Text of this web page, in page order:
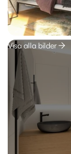
Visa alla bilder